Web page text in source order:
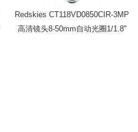
Redskies CT118VD0850CIR-3MP
高清镜头8-50mm自动光圈1/1.8"